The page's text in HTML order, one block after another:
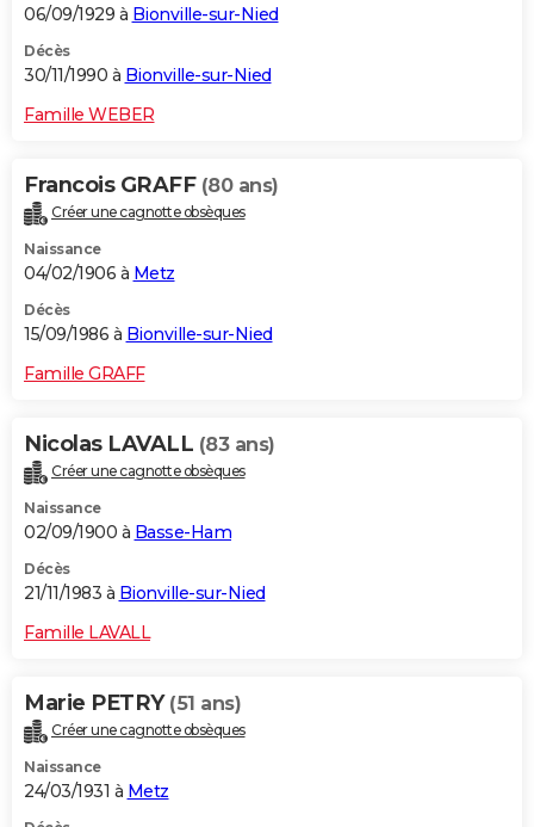
06/09/1929 à Bionville-sur-Nied
Décès
30/11/1990 à Bionville-sur-Nied
Famille WEBER
Francois GRAFF (80 ans)
Créer une cagnotte obsèques
Naissance
04/02/1906 à Metz
Décès
15/09/1986 à Bionville-sur-Nied
Famille GRAFF
Nicolas LAVALL (83 ans)
Créer une cagnotte obsèques
Naissance
02/09/1900 à Basse-Ham
Décès
21/11/1983 à Bionville-sur-Nied
Famille LAVALL
Marie PETRY (51 ans)
Créer une cagnotte obsèques
Naissance
24/03/1931 à Metz